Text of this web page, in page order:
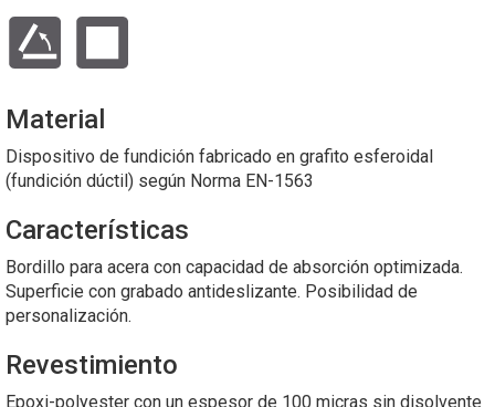
Material
Dispositivo de fundición fabricado en grafito esferoidal
(fundición dúctil) según Norma EN-1563
Características
Bordillo para acera con capacidad de absorción optimizada.
Superficie con grabado antideslizante. Posibilidad de
personalización.
Revestimiento
Epoxi-polyester con un espesor de 100 micras sin disolvente